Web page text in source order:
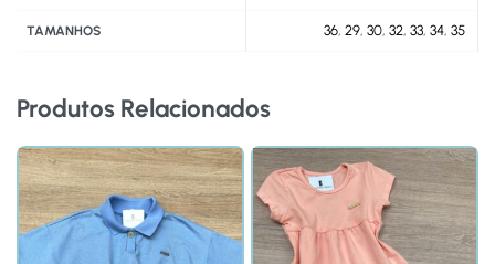
TAMANHOS 36, 29, 30, 32, 33, 34, 35
Produtos Relacionados